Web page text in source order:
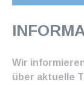
Wir
über aktuelle